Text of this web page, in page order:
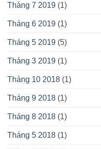
Tháng 7 2019 (1)
Tháng 6 2019 (1)
Tháng 5 2019 (5)
Tháng 3 2019 (1)
Tháng 10 2018 (1)
Tháng 9 2018 (1)
Tháng 8 2018 (1)
Tháng 5 2018 (1)